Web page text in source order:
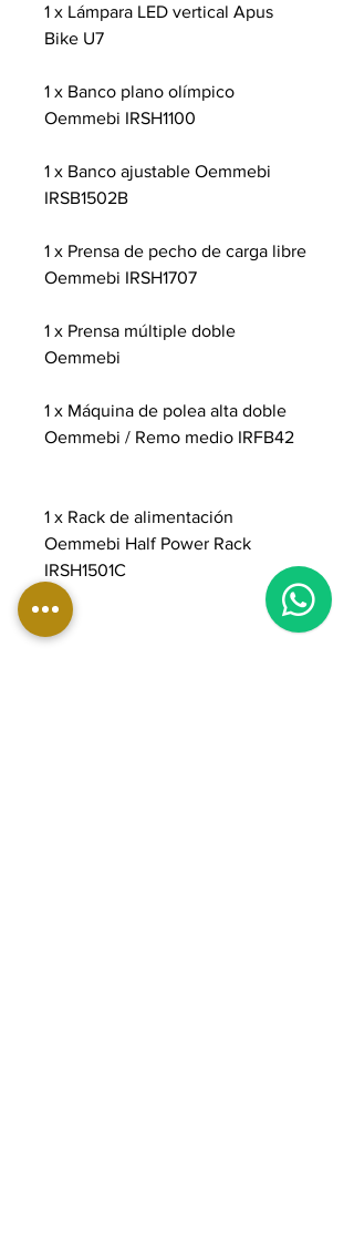
1 x Lámpara LED vertical Apus
Bike U7
1 x Banco plano olímpico
Oemmebi IRSH1100
1 x Banco ajustable Oemmebi
IRSB1502B
1 x Prensa de pecho de carga libre
Oemmebi IRSH1707
1 x Prensa múltiple doble
Oemmebi
1 x Máquina de polea alta doble
Oemmebi / Remo medio IRFB42
1 x Rack de alimentación
Oemmebi Half Power Rack
IRSH1501C
1